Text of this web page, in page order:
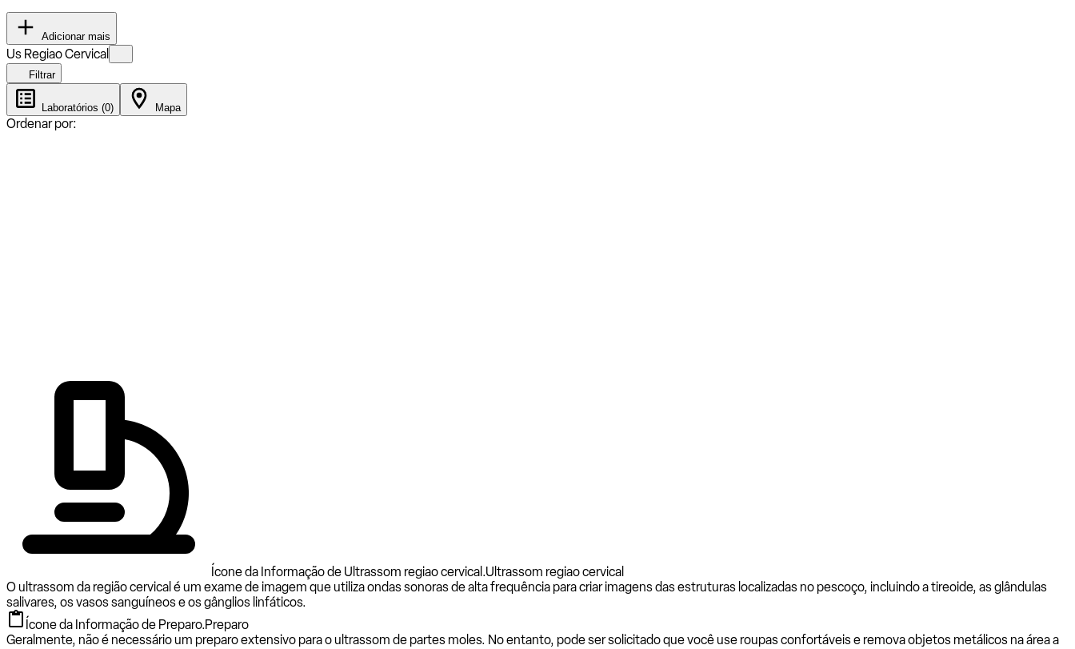
Adicionar mais
Us Regiao Cervical
Filtrar
Laboratórios (0) Mapa
Ordenar por:
Ícone da Informação de Ultrassom regiao cervical.Ultrassom regiao cervical
O ultrassom da região cervical é um exame de imagem que utiliza ondas sonoras de alta frequência para criar imagens das estruturas localizadas no pescoço, incluindo a tireoide, as glândulas
salivares, os vasos sanguíneos e os gânglios linfáticos.
Ícone da Informação de Preparo.Preparo
Geralmente, não é necessário um preparo extensivo para o ultrassom de partes moles. No entanto, pode ser solicitado que você use roupas confortáveis e remova objetos metálicos na área a